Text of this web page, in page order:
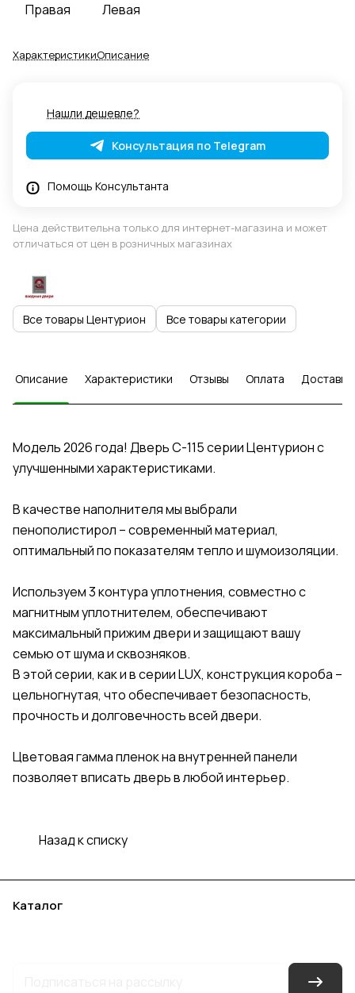
Правая Левая
ХарактеристикиОписание
Нашли дешевле?
Консультация по Telegram
Помощь Консультанта
Цена действительна только для интернет-магазина и может
отличаться от цен в розничных магазинах
Все товары Центурион Все товары категории
Описание Характеристики Отзывы Оплата Доставка
Модель 2026 года! Дверь C-115 серии Центурион с
улучшенными характеристиками.
В качестве наполнителя мы выбрали
пенополистирол – современный материал,
оптимальный по показателям тепло и шумоизоляции.
Используем 3 контура уплотнения, совместно с
магнитным уплотнителем, обеспечивают
максимальный прижим двери и защищают вашу
семью от шума и сквозняков.
В этой серии, как и в серии LUX, конструкция короба –
цельногнутая, что обеспечивает безопасность,
прочность и долговечность всей двери.
Цветовая гамма пленок на внутренней панели
позволяет вписать дверь в любой интерьер.
Назад к списку
Каталог